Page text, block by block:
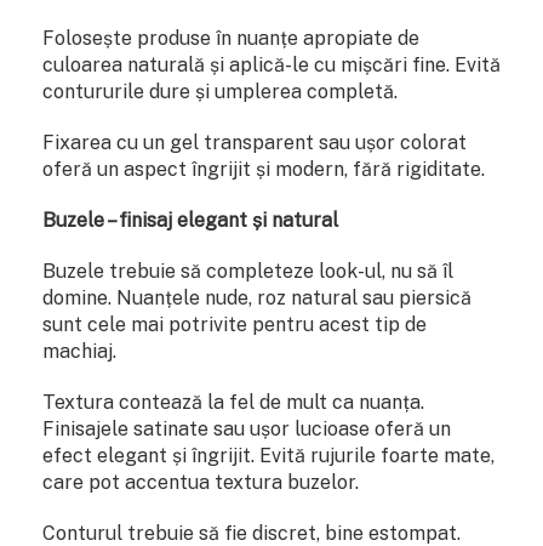
Folosește produse în nuanțe apropiate de
culoarea naturală și aplică-le cu mișcări fine. Evită
contururile dure și umplerea completă.
Fixarea cu un gel transparent sau ușor colorat
oferă un aspect îngrijit și modern, fără rigiditate.
Buzele – finisaj elegant și natural
Buzele trebuie să completeze look-ul, nu să îl
domine. Nuanțele nude, roz natural sau piersică
sunt cele mai potrivite pentru acest tip de
machiaj.
Textura contează la fel de mult ca nuanța.
Finisajele satinate sau ușor lucioase oferă un
efect elegant și îngrijit. Evită rujurile foarte mate,
care pot accentua textura buzelor.
Conturul trebuie să fie discret, bine estompat.